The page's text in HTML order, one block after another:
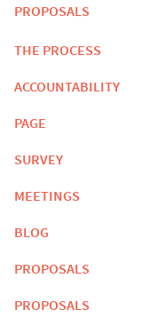
PROPOSALS
THE PROCESS
ACCOUNTABILITY
PAGE
SURVEY
MEETINGS
BLOG
PROPOSALS
PROPOSALS